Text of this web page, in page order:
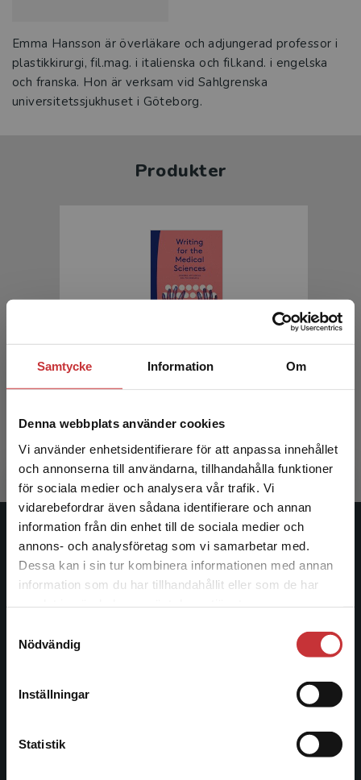
Samtycke Information Om
Denna webbplats använder cookies
Vi använder enhetsidentifierare för att anpassa innehållet
och annonserna till användarna, tillhandahålla funktioner
för sociala medier och analysera vår trafik. Vi
vidarebefordrar även sådana identifierare och annan
information från din enhet till de sociala medier och
annons- och analysföretag som vi samarbetar med.
Dessa kan i sin tur kombinera informationen med annan
information som du har tillhandahållit eller som de har
Nödvändig
Inställningar
Statistik
Begränsad fraktregion
Det verkar som att du besöker
studentlitteratur.se via en enhet utanför Sverige.
Vi erbjuder inte leveranser utanför Sverige. För
att kunna slutföra ett köp måste
Emma Hansson är överläkare och adjungerad professor i
plastikkirurgi, fil.mag. i italienska och fil.kand. i engelska
och franska. Hon är verksam vid Sahlgrenska
universitetssjukhuset i Göteborg.
Produkter
Writing for the Medical Sciences
331 krinkl. moms
Exkl. moms: 312 kr
Studentlitteratur
Studentlitteratur grundades 1963 och är idag Sveriges
informationstjänster i utbudet, finns Studentlitteratur med
Kontakta oss
Kontakta oss